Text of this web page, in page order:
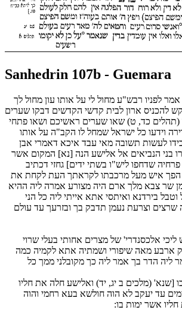
Sanhedrin 107b - Guemara
לפניו רבש"ע מחול לי על אותו עון מחול לך
להכניס ארון לבית קדשי הקדשים דבקו שערים
(תהלים כד, ט) שאו שערים ראשיכם ושאו פתחי
וידעו כל ישראל שמחל לו הקב"ה על אותו
לעשות תשובה מאי עבד איכא דאמרי אבן
בני הנביאים אל אלישע הנה [נא] המקום אשר
שדחפו ליש"ו בשתי ידים] גחזי דכתיב
הפך איש מעל מרכבתו לקראתך העת לקחת את
שר צבא מלך ארם היה מצורע אמרה ליה ההיא
בירדנא ואיתסי אתא אייתי ליה כל הני
שרצים וצרעת נעמן תדבק בך ובזרעך עד עולם
אלכסנדרי' של מצרים אחותי בעלי שרוי
ארבע מאה שיפורי ושמתיה אתא לקמיה כמה
ליה הדר בך אמר ליה כך מקובלני ממך כל
[שנא' (מלכים ב יג, יד) ואלישע חלה את חליו
עד יעקב לא הוה חולשא בעא רחמי והוה
אשר ימות בו: